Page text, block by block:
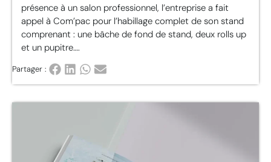
présence à un salon professionnel, l’entreprise a fait
appel à Com’pac pour l’habillage complet de son stand
comprenant : une bâche de fond de stand, deux rolls up
et un pupitre….
Partager :